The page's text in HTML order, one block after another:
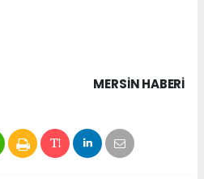
MERSIN HABERİ